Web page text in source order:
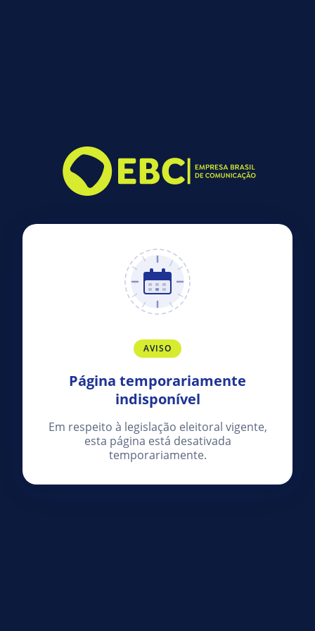
AVISO
Página temporariamente
indisponível
Em respeito à legislação eleitoral vigente,
esta página está desativada
temporariamente.